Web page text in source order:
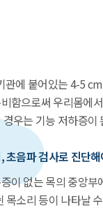
관에 붙어있는 4-5
함으로써 우리몸에
우는 기능 저하증이
초음파 검사로 진단
이 없는 목의 중앙
목소리 등이 나타날